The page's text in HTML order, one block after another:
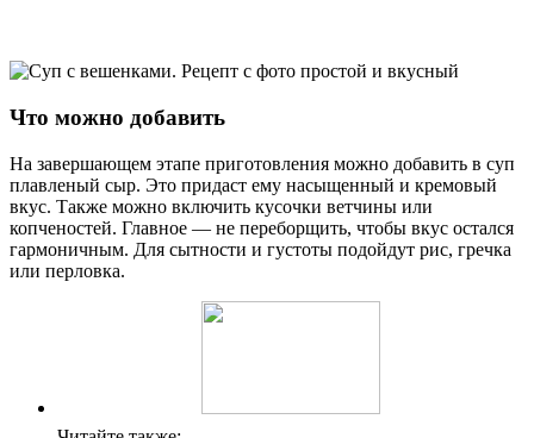
Что можно добавить
На завершающем этапе приготовления можно добавить в суп
плавленый сыр. Это придаст ему насыщенный и кремовый
вкус. Также можно включить кусочки ветчины или
копченостей. Главное — не переборщить, чтобы вкус остался
гармоничным. Для сытности и густоты подойдут рис, гречка
или перловка.